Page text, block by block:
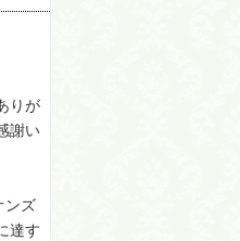
りが
謝い
ンズ
達す